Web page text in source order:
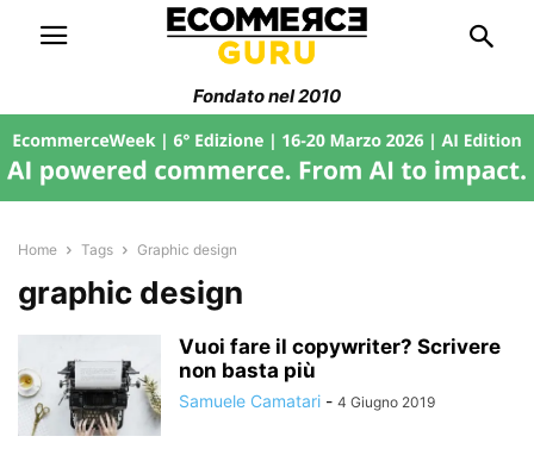
Fondato nel 2010
Home Tags Graphic design
graphic design
Vuoi fare il copywriter? Scrivere
non basta più
Samuele Camatari - 4 Giugno 2019